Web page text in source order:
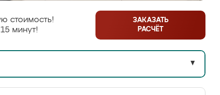
стоимость!
минут!
ЗАКАЗАТЬ
РАСЧЁТ
▼